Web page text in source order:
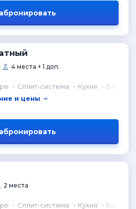
4 места + 1 доп.
Сплит-система Кухня
Балкон
и цены
2 места
Сплит-система Кухня Балкон